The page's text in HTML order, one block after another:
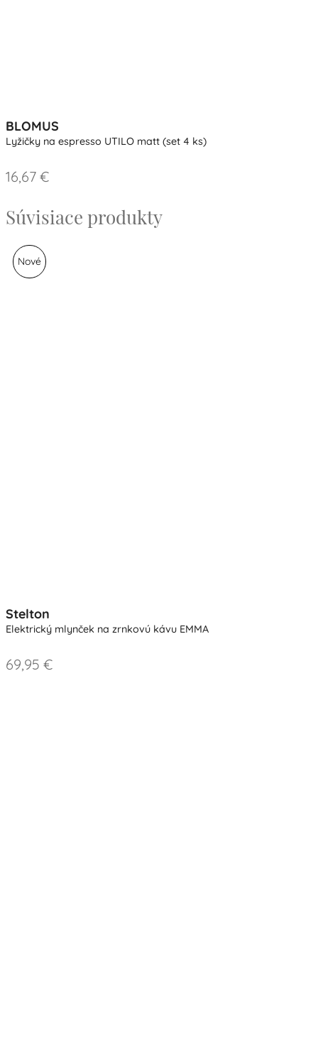
BLOMUS
Lyžičky na espresso UTILO matt (set 4 ks)
16,67 €
Súvisiace produkty
Nové
Stelton
Elektrický mlynček na zrnkovú kávu EMMA
69,95 €